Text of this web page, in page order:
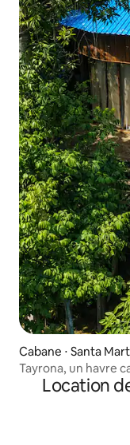
Cabane ⋅ Santa
al E Histórico)
Tayrona, un havre
Location